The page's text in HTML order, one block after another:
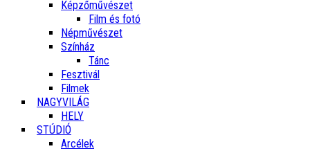
Képzőművészet
Film és fotó
Népművészet
Színház
Tánc
Fesztivál
Filmek
NAGYVILÁG
HELY
STÚDIÓ
Arcélek